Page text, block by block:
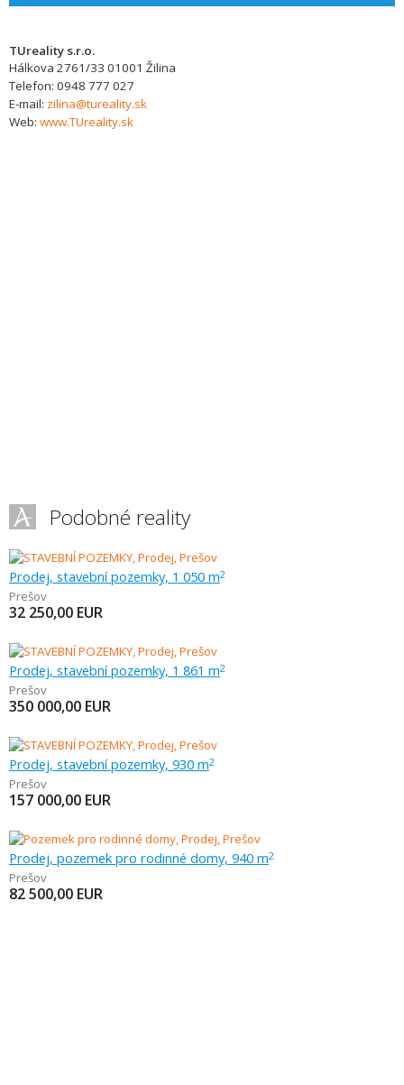
TUreality s.r.o.
Hálkova 2761/33 01001 Žilina
Telefon: 0948 777 027
E-mail: zilina@tureality.sk
Web: www.TUreality.sk
Podobné reality
Prodej, stavební pozemky, 1 050 m2
Prešov
32 250,00 EUR
Prodej, stavební pozemky, 1 861 m2
Prešov
350 000,00 EUR
Prodej, stavební pozemky, 930 m2
Prešov
157 000,00 EUR
Prodej, pozemek pro rodinné domy, 940 m2
Prešov
82 500,00 EUR